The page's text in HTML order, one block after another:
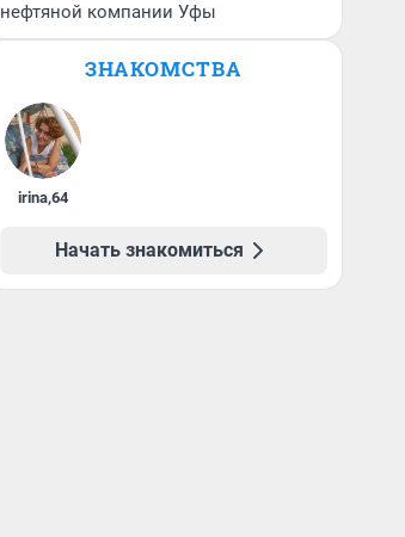
нефтяной компании Уфы
ЗНАКОМСТВА
irina,64
Начать знакомиться